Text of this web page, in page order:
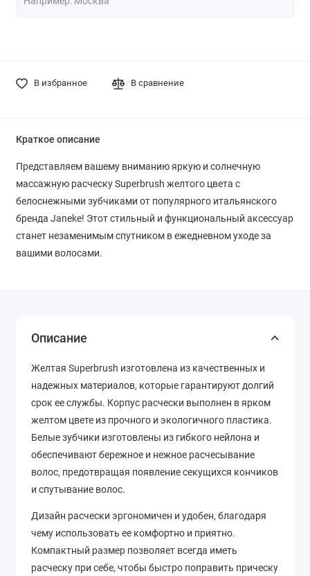
В избранное В сравнение
Краткое описание
Представляем вашему вниманию яркую и солнечную
массажную расческу Superbrush желтого цвета с
белоснежными зубчиками от популярного итальянского
бренда Janeke! Этот стильный и функциональный аксессуар
станет незаменимым спутником в ежедневном уходе за
вашими волосами.
Описание
Желтая Superbrush изготовлена из качественных и
надежных материалов, которые гарантируют долгий
срок ее службы. Корпус расчески выполнен в ярком
желтом цвете из прочного и экологичного пластика.
Белые зубчики изготовлены из гибкого нейлона и
обеспечивают бережное и нежное расчесывание
волос, предотвращая появление секущихся кончиков
и спутывание волос.
Дизайн расчески эргономичен и удобен, благодаря
чему использовать ее комфортно и приятно.
Компактный размер позволяет всегда иметь
расческу при себе, чтобы быстро поправить прическу